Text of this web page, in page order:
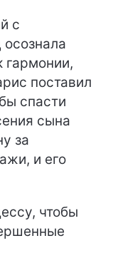
с
осознала
гармонии,
поставил
спасти
сына
за
и его
чтобы